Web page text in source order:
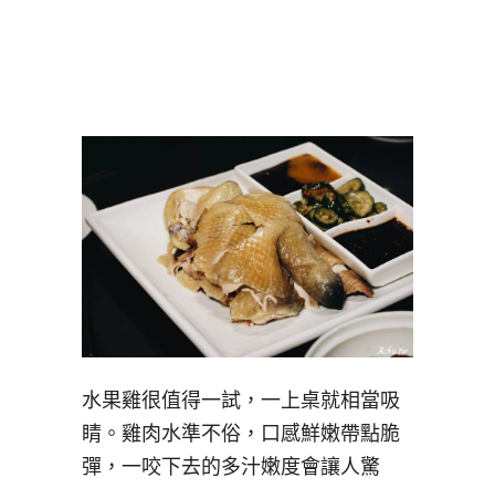
水果雞很值得一試，一上桌就相當吸
睛。雞肉水準不俗，口感鮮嫩帶點脆
彈，一咬下去的多汁嫩度會讓人驚